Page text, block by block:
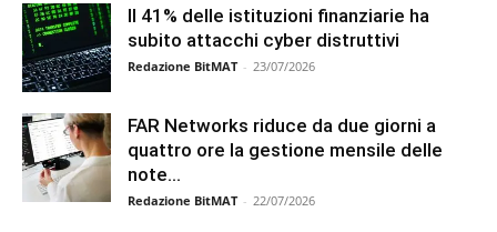
Il 41% delle istituzioni finanziarie ha
subito attacchi cyber distruttivi
Redazione BitMAT - 23/07/2026
FAR Networks riduce da due giorni a
quattro ore la gestione mensile delle
note...
Redazione BitMAT - 22/07/2026